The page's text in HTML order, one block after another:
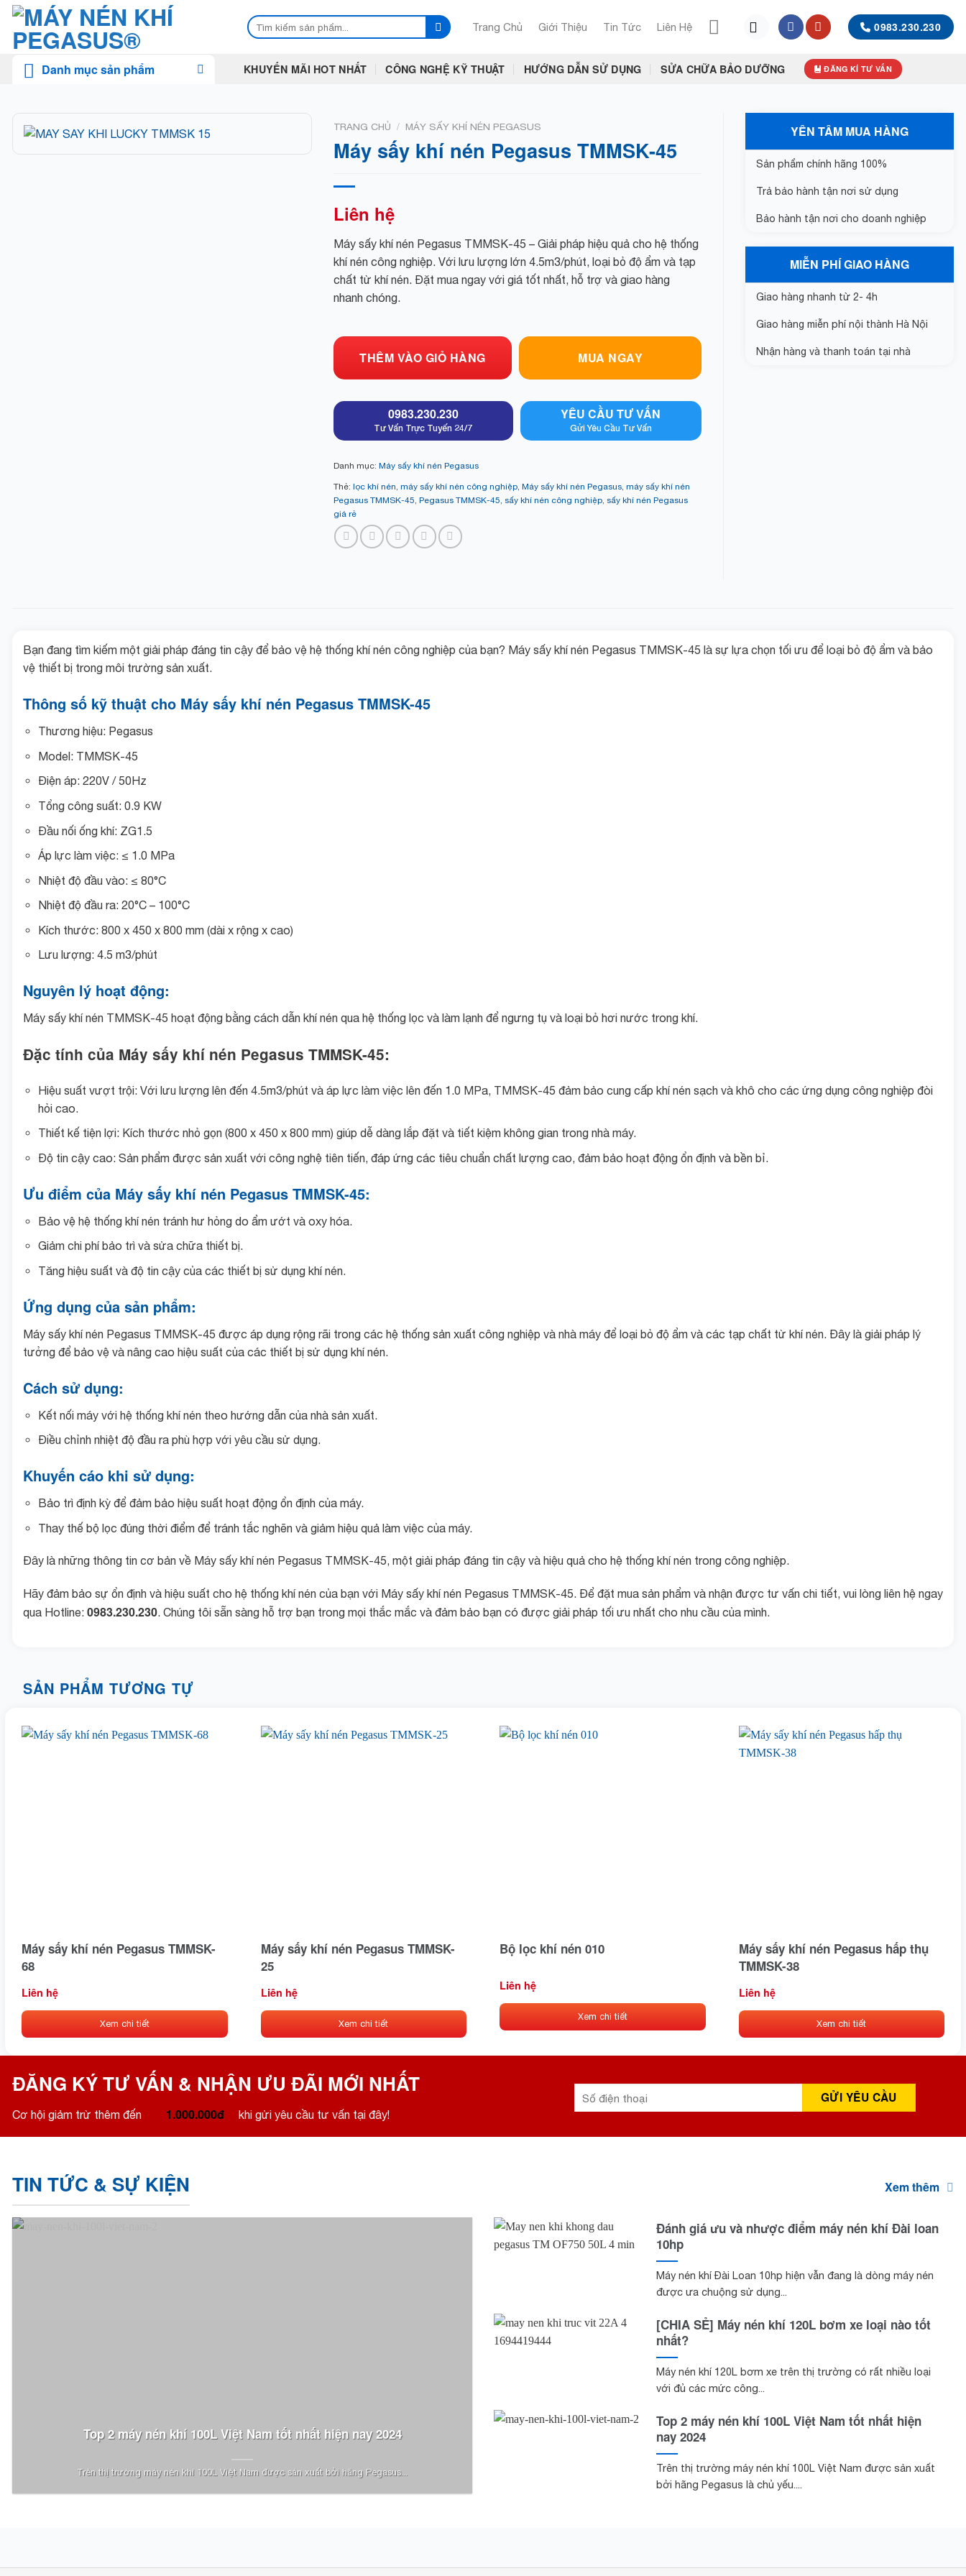
Skip
content
Tìm
kiếm:
Trang Chủ Giới Thiệu Tin Tức Liên Hệ 0983.230.230
Danh mục sản phẩm KHUYẾN MÃI HOT NHẤT CÔNG NGHỆ KỸ THUẬT HƯỚNG DẪN SỬ DỤNG SỬA CHỮA BẢO DƯỠNG ĐĂNG KÍ TƯ VẤN
TRANG CHỦ / MÁY SẤY KHÍ NÉN PEGASUS
Máy sấy khí nén Pegasus TMMSK-45
Liên hệ
Máy sấy khí nén Pegasus TMMSK-45 – Giải pháp hiệu quả cho hệ thống
khí nén công nghiệp. Với lưu lượng lớn 4.5m3/phút, loại bỏ độ ẩm và tạp
chất từ khí nén. Đặt mua ngay với giá tốt nhất, hỗ trợ và giao hàng
nhanh chóng.
THÊM VÀO GIỎ HÀNG MUA NGAY
0983.230.230
Tư Vấn Trực Tuyến 24/7
YÊU CẦU TƯ VẤN
Gửi Yêu Cầu Tư Vấn
Danh mục: Máy sấy khí nén Pegasus
Thẻ: lọc khí nén, máy sấy khí nén công nghiệp, Máy sấy khí nén Pegasus, máy sấy khí nén
Pegasus TMMSK-45, Pegasus TMMSK-45, sấy khí nén công nghiệp, sấy khí nén Pegasus
giá rẻ
YÊN TÂM MUA HÀNG
Sản phẩm chính hãng 100%
Trả bảo hành tận nơi sử dụng
Bảo hành tận nơi cho doanh nghiệp
MIỄN PHÍ GIAO HÀNG
Giao hàng nhanh từ 2- 4h
Giao hàng miễn phí nội thành Hà Nội
Nhận hàng và thanh toán tại nhà
Bạn đang tìm kiếm một giải pháp đáng tin cậy để bảo vệ hệ thống khí nén công nghiệp của bạn? Máy sấy khí nén Pegasus TMMSK-45 là sự lựa chọn tối ưu để loại bỏ độ ẩm và bảo
vệ thiết bị trong môi trường sản xuất.
Thông số kỹ thuật cho Máy sấy khí nén Pegasus TMMSK-45
Thương hiệu: Pegasus
Model: TMMSK-45
Điện áp: 220V / 50Hz
Tổng công suất: 0.9 KW
Đầu nối ống khí: ZG1.5
Áp lực làm việc: ≤ 1.0 MPa
Nhiệt độ đầu vào: ≤ 80°C
Nhiệt độ đầu ra: 20°C – 100°C
Kích thước: 800 x 450 x 800 mm (dài x rộng x cao)
Lưu lượng: 4.5 m3/phút
Nguyên lý hoạt động:
Máy sấy khí nén TMMSK-45 hoạt động bằng cách dẫn khí nén qua hệ thống lọc và làm lạnh để ngưng tụ và loại bỏ hơi nước trong khí.
Đặc tính của Máy sấy khí nén Pegasus TMMSK-45:
Hiệu suất vượt trội: Với lưu lượng lên đến 4.5m3/phút và áp lực làm việc lên đến 1.0 MPa, TMMSK-45 đảm bảo cung cấp khí nén sạch và khô cho các ứng dụng công nghiệp đòi
hỏi cao.
Thiết kế tiện lợi: Kích thước nhỏ gọn (800 x 450 x 800 mm) giúp dễ dàng lắp đặt và tiết kiệm không gian trong nhà máy.
Độ tin cậy cao: Sản phẩm được sản xuất với công nghệ tiên tiến, đáp ứng các tiêu chuẩn chất lượng cao, đảm bảo hoạt động ổn định và bền bỉ.
Ưu điểm của Máy sấy khí nén Pegasus TMMSK-45:
Bảo vệ hệ thống khí nén tránh hư hỏng do ẩm ướt và oxy hóa.
Giảm chi phí bảo trì và sửa chữa thiết bị.
Tăng hiệu suất và độ tin cậy của các thiết bị sử dụng khí nén.
Ứng dụng của sản phẩm:
Máy sấy khí nén Pegasus TMMSK-45 được áp dụng rộng rãi trong các hệ thống sản xuất công nghiệp và nhà máy để loại bỏ độ ẩm và các tạp chất từ khí nén. Đây là giải pháp lý
tưởng để bảo vệ và nâng cao hiệu suất của các thiết bị sử dụng khí nén.
Cách sử dụng:
Kết nối máy với hệ thống khí nén theo hướng dẫn của nhà sản xuất.
Điều chỉnh nhiệt độ đầu ra phù hợp với yêu cầu sử dụng.
Khuyến cáo khi sử dụng:
Bảo trì định kỳ để đảm bảo hiệu suất hoạt động ổn định của máy.
Thay thế bộ lọc đúng thời điểm để tránh tắc nghẽn và giảm hiệu quả làm việc của máy.
Đây là những thông tin cơ bản về Máy sấy khí nén Pegasus TMMSK-45, một giải pháp đáng tin cậy và hiệu quả cho hệ thống khí nén trong công nghiệp.
Hãy đảm bảo sự ổn định và hiệu suất cho hệ thống khí nén của bạn với Máy sấy khí nén Pegasus TMMSK-45. Để đặt mua sản phẩm và nhận được tư vấn chi tiết, vui lòng liên hệ ngay
qua Hotline: 0983.230.230. Chúng tôi sẵn sàng hỗ trợ bạn trong mọi thắc mắc và đảm bảo bạn có được giải pháp tối ưu nhất cho nhu cầu của mình.
SẢN PHẨM TƯƠNG TỰ
Máy sấy khí nén Pegasus TMMSK-
68
Liên hệ
Xem chi tiết
Máy sấy khí nén Pegasus TMMSK-
25
Liên hệ
Xem chi tiết
Bộ lọc khí nén 010
Liên hệ
Xem chi tiết
Máy sấy khí nén Pegasus hấp thụ
TMMSK-38
Liên hệ
Xem chi tiết
ĐĂNG KÝ TƯ VẤN & NHẬN ƯU ĐÃI MỚI NHẤT
Cơ hội giảm trừ thêm đến 1.000.000đ khi gửi yêu cầu tư vấn tại đây!
TIN TỨC & SỰ KIỆN Xem thêm
Top 2 máy nén khí 100L Việt Nam tốt nhất hiện nay 2024
Trên thị trường máy nén khí 100L Việt Nam được sản xuất bởi hãng Pegasus...
Đánh giá ưu và nhược điểm máy nén khí Đài loan
10hp
Máy nén khí Đài Loan 10hp hiện vẫn đang là dòng máy nén
được ưa chuộng sử dụng...
[CHIA SẺ] Máy nén khí 120L bơm xe loại nào tốt
nhất?
Máy nén khí 120L bơm xe trên thị trường có rất nhiều loại
với đủ các mức công...
Top 2 máy nén khí 100L Việt Nam tốt nhất hiện
nay 2024
Trên thị trường máy nén khí 100L Việt Nam được sản xuất
bởi hãng Pegasus là chủ yếu....